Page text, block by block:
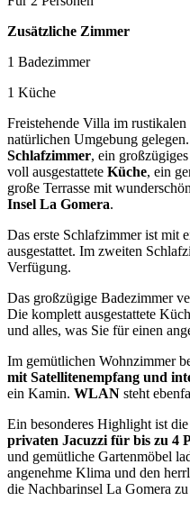
Zusätzliche Zimmer
1 Badezimmer
1 Küche
Freistehende Villa im
natürlichen Umgebung
Schlafzimmer, ein großzügiges
voll ausgestattete Küche, ein
große Terrasse mit
Insel La Gomera.
Das erste Schlafzimmer ist mit
ausgestattet. Im zweiten
Verfügung.
Das großzügige Badezimmer
Die komplett ausgestattete
und alles, was Sie für einen
Im gemütlichen Wohnzimmer
mit Satellitenempfang und
ein Kamin. WLAN steht
Ein besonderes Highlight ist
privaten Jacuzzi für bis zu 4
und gemütliche Gartenmöbel
angenehme Klima und den
die Nachbarinsel La Gomera zu